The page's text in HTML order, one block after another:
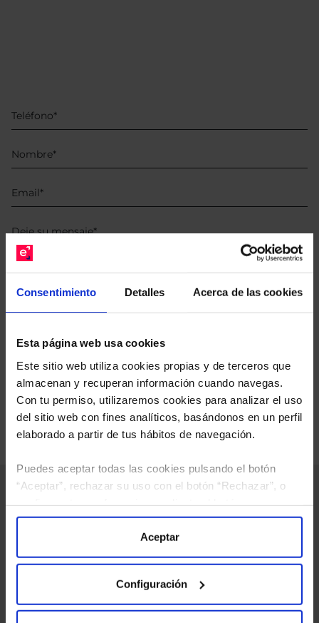
Consentimiento Detalles Acerca de las cookies
Esta página web usa cookies
Este sitio web utiliza cookies propias y de terceros que
almacenan y recuperan información cuando navegas.
Con tu permiso, utilizaremos cookies para analizar el uso
del sitio web con fines analíticos, basándonos en un perfil
elaborado a partir de tus hábitos de navegación.
Puedes aceptar todas las cookies pulsando el botón
“Aceptar”, rechazar su uso con el botón “Rechazar”, o
“Configuración”. Consulta nuestraPolítica
para más información.
Aceptar
Configuración
He leídola política de privacidad y consiento el
Supermercado de
Valoramos su cartera